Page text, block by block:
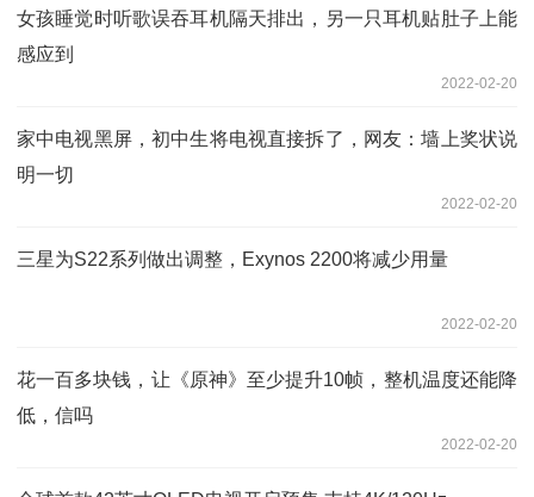
女孩睡觉时听歌误吞耳机隔天排出，另一只耳机贴肚子上能
感应到
2022-02-20
家中电视黑屏，初中生将电视直接拆了，网友：墙上奖状说
明一切
2022-02-20
三星为S22系列做出调整，Exynos 2200将减少用量
2022-02-20
花一百多块钱，让《原神》至少提升10帧，整机温度还能降
低，信吗
2022-02-20